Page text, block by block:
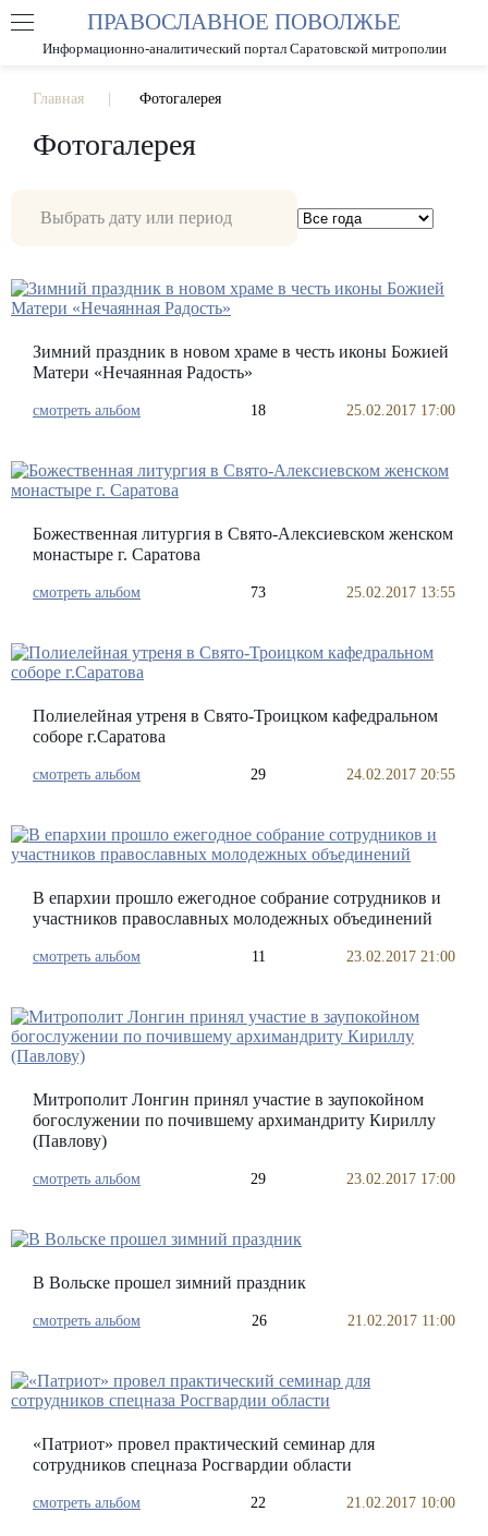
РАЗМЕР ШРИФТА А А
ПРАВОСЛАВНОЕ ПОВОЛЖЬЕ
Информационно-аналитический портал Саратовской митрополии
Главная Фотогалерея
Фотогалерея
Зимний праздник в новом храме в честь иконы Божией
Матери «Нечаянная Радость»
смотреть альбом 18 25.02.2017 17:00
Божественная литургия в Свято-Алексиевском женском
монастыре г. Саратова
смотреть альбом 73 25.02.2017 13:55
Полиелейная утреня в Свято-Троицком кафедральном
соборе г.Саратова
смотреть альбом 29 24.02.2017 20:55
В епархии прошло ежегодное собрание сотрудников и
участников православных молодежных объединений
смотреть альбом 11 23.02.2017 21:00
Митрополит Лонгин принял участие в заупокойном
богослужении по почившему архимандриту Кириллу
(Павлову)
смотреть альбом 29 23.02.2017 17:00
В Вольске прошел зимний праздник
смотреть альбом 26 21.02.2017 11:00
«Патриот» провел практический семинар для
сотрудников спецназа Росгвардии области
смотреть альбом 22 21.02.2017 10:00